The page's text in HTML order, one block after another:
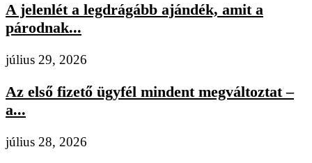
A jelenlét a legdrágább ajándék, amit a
párodnak...
július 29, 2026
Az első fizető ügyfél mindent megváltoztat –
a...
július 28, 2026